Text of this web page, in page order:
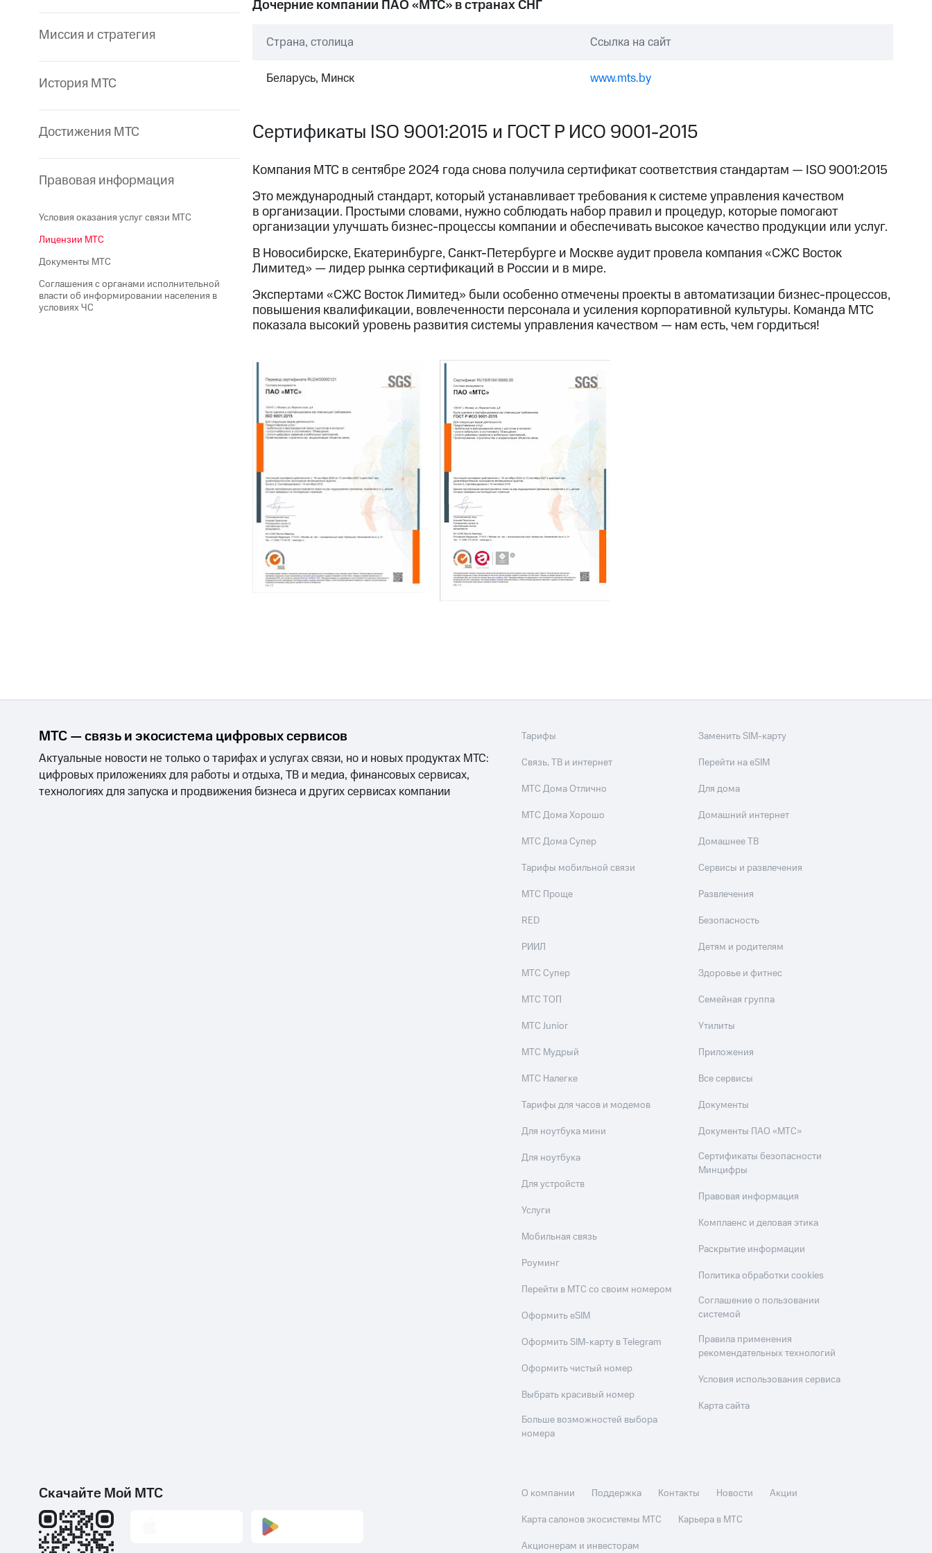
Миссия и стратегия
История МТС
Достижения МТС
Правовая информация
Условия оказания услуг связи МТС
Лицензии МТС
Документы МТС
Соглашения с органами исполнительной
власти об информировании населения в
условиях ЧС
Дочерние компании ПАО «МТС» в странах СНГ
Страна, столица Ссылка на сайт
Беларусь, Минск www.mts.by
Сертификаты ISO 9001:2015 и ГОСТ Р ИСО 9001-2015
Компания МТС в сентябре 2024 года снова получила сертификат соответствия стандартам — ISO 9001:2015
Это международный стандарт, который устанавливает требования к системе управления качеством
в организации. Простыми словами, нужно соблюдать набор правил и процедур, которые помогают
организации улучшать бизнес-процессы компании и обеспечивать высокое качество продукции или услуг.
В Новосибирске, Екатеринбурге, Санкт-Петербурге и Москве аудит провела компания «СЖС Восток
Лимитед» — лидер рынка сертификаций в России и в мире.
Экспертами «СЖС Восток Лимитед» были особенно отмечены проекты в автоматизации бизнес-процессов,
повышения квалификации, вовлеченности персонала и усиления корпоративной культуры. Команда МТС
показала высокий уровень развития системы управления качеством — нам есть, чем гордиться!
МТС — связь и экосистема цифровых сервисов
Актуальные новости не только о тарифах и услугах связи, но и новых продуктах МТС:
цифровых приложениях для работы и отдыха, ТВ и медиа, финансовых сервисах,
технологиях для запуска и продвижения бизнеса и других сервисах компании
Тарифы
Связь, ТВ и интернет
МТС Дома Отлично
МТС Дома Хорошо
МТС Дома Супер
Тарифы мобильной связи
МТС Проще
RED
РИИЛ
МТС Супер
МТС ТОП
МТС Junior
МТС Мудрый
МТС Налегке
Тарифы для часов и модемов
Для ноутбука мини
Для ноутбука
Для устройств
Услуги
Мобильная связь
Роуминг
Перейти в МТС со своим номером
Оформить eSIM
Оформить SIM-карту в Telegram
Оформить чистый номер
Выбрать красивый номер
Больше возможностей выбора
номера
Заменить SIM-карту
Перейти на eSIM
Для дома
Домашний интернет
Домашнее ТВ
Сервисы и развлечения
Развлечения
Безопасность
Детям и родителям
Здоровье и фитнес
Семейная группа
Утилиты
Приложения
Все сервисы
Документы
Документы ПАО «МТС»
Сертификаты безопасности
Минцифры
Правовая информация
Комплаенс и деловая этика
Раскрытие информации
Политика обработки cookies
Соглашение о пользовании
системой
Правила применения
рекомендательных технологий
Условия использования сервиса
Карта сайта
Скачайте Мой МТС О компании Поддержка Контакты Новости
Акции
Карта салонов экосистемы МТС
Карьера в МТС
Акционерам и инвесторам